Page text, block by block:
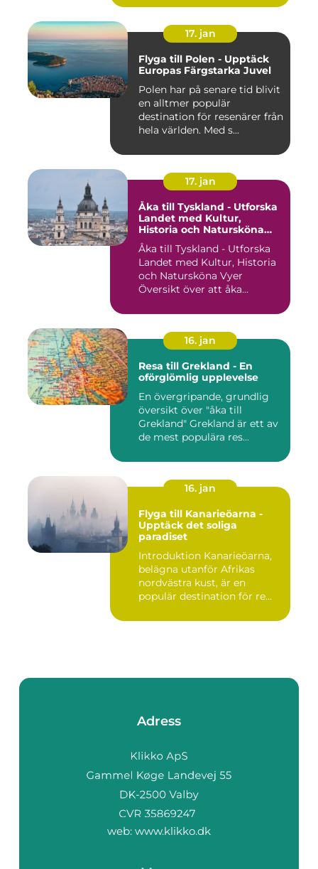
17. jan
Flyga till Polen - Upptäck
Europas Färgstarka Juvel
Polen har på senare tid blivit
en alltmer populär
destination för resenärer från
hela världen. Med s...
17. jan
Åka till Tyskland - Utforska
Landet med Kultur,
Historia och Natursköna
Vyer
Åka till Tyskland - Utforska
Landet med Kultur, Historia
och Natursköna Vyer
Översikt över att åka...
16. jan
Resa till Grekland - En
oförglömlig upplevelse
En övergripande, grundlig
översikt över "åka till
Grekland" Grekland är ett av
de mest populära res...
16. jan
Flyga till Kanarieöarna -
Upptäck det soliga
paradiset
Introduktion Kanarieöarna,
belägna utanför Afrikas
nordvästra kust, är en
populär destination för re...
Adress
web: www.klikko.dk